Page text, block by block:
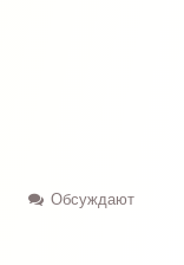
Обсуждают